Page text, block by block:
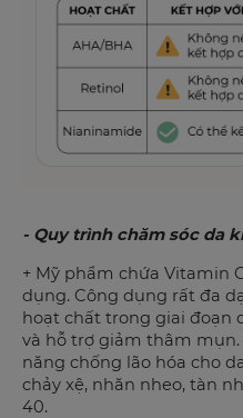
- Quy trình chăm sóc da
+ Mỹ phẩm chứa Vitamin
dụng. Công dụng rất đa
hoạt chất trong giai đoạn
và hỗ trợ giảm thâm
năng chống lão hóa cho
chảy xệ, nhăn nheo, tàn
40.